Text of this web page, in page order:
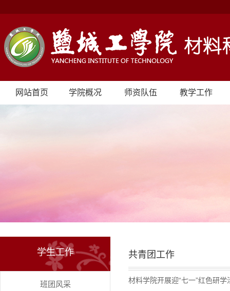
网站首页 学院概况 师资队伍 教学工作
学生工作
班团风采
共青团工作
材料学院开展迎“七一”红色研学